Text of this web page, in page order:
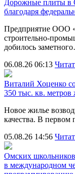
Дорожные плиты в
благодаря
Предприятие ООО
добилось
06.08.26 06:13
Виталий Хоценко
350 тыс. кв. метров
Новое жилье
качества. В
05.08.26 14:56
Омских школьников
в международном